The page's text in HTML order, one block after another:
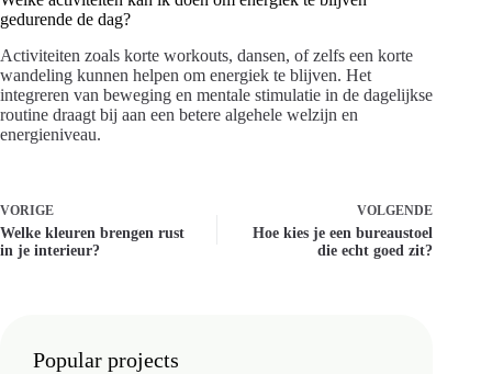
gedurende de dag?
Activiteiten zoals korte workouts, dansen, of zelfs een korte
wandeling kunnen helpen om energiek te blijven. Het
integreren van beweging en mentale stimulatie in de dagelijkse
routine draagt bij aan een betere algehele welzijn en
energieniveau.
VORIGE
Welke kleuren brengen rust
in je interieur?
VOLGENDE
Hoe kies je een bureaustoel
die echt goed zit?
Popular projects